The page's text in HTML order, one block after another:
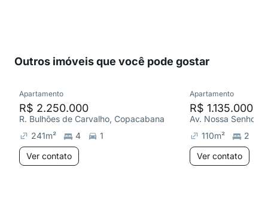
Outros imóveis que você pode gostar
Apartamento
R$ 2.250.000
R. Bulhões de Carvalho, Copacabana
241m² 4
1
Ver contato
Apartamento
R$ 1.135.000
110m²
2
Ver contato